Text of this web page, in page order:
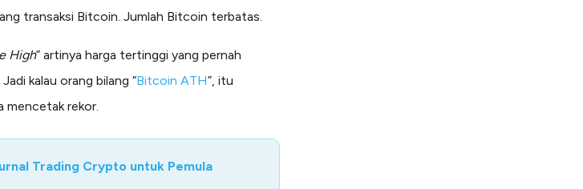
transaksi Bitcoin. Jumlah Bitcoin terbatas.
High” artinya harga tertinggi yang pernah
kalau orang bilang “Bitcoin ATH”, itu
mencetak rekor.
Trading Crypto untuk Pemula